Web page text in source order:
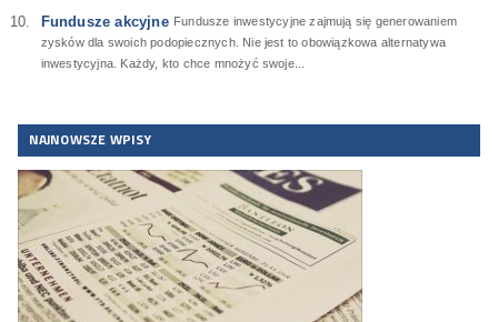
Fundusze akcyjne Fundusze inwestycyjne zajmują się generowaniem
zysków dla swoich podopiecznych. Nie jest to obowiązkowa alternatywa
inwestycyjna. Każdy, kto chce mnożyć swoje...
NAJNOWSZE WPISY